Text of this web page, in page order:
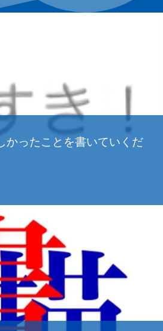
かったことを書いていくだ